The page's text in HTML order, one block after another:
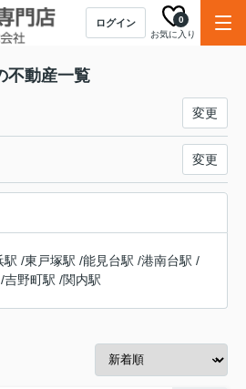
ログイン
お気に入り
0
不動産一覧
変更
変更
駅 /東戸塚駅 /能見台駅 /港南台駅 /
/吉野町駅 /関内駅